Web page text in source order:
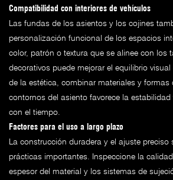
Compatibilidad con interiores de vehículos
Las fundas de los asientos y los cojines
personalización funcional de los espacios
color, patrón o textura que se alinee con los
decorativos puede mejorar el equilibrio
de la estética, combinar materiales y formas
contornos del asiento favorece la
con el tiempo.
Factores para el uso a largo plazo
La construcción duradera y el ajuste preciso
prácticas importantes. Inspeccione la
espesor del material y los sistemas de